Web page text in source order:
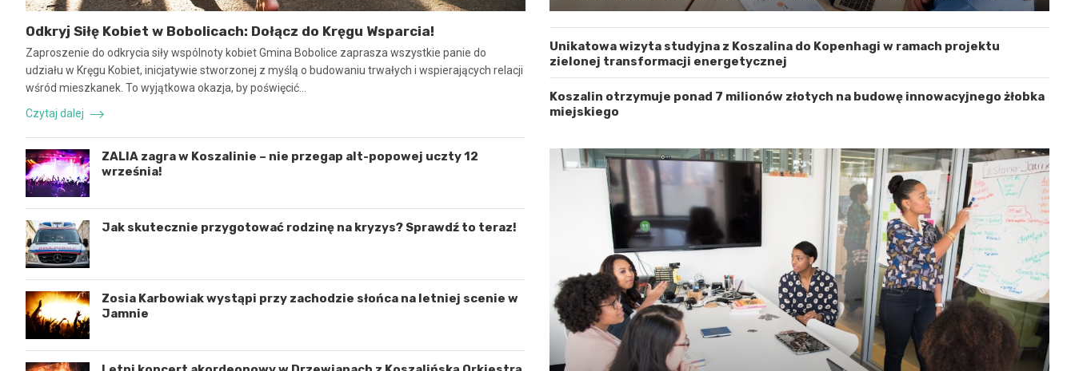
Odkryj Siłę Kobiet w Bobolicach: Dołącz do Kręgu Wsparcia!
Zaproszenie do odkrycia siły wspólnoty kobiet Gmina Bobolice zaprasza wszystkie panie do
udziału w Kręgu Kobiet, inicjatywie stworzonej z myślą o budowaniu trwałych i wspierających relacji
wśród mieszkanek. To wyjątkowa okazja, by poświęcić…
Czytaj dalej
ZALIA zagra w Koszalinie – nie przegap alt-popowej uczty 12
września!
Jak skutecznie przygotować rodzinę na kryzys? Sprawdź to teraz!
Zosia Karbowiak wystąpi przy zachodzie słońca na letniej scenie w
Jamnie
Unikatowa wizyta studyjna z Koszalina do Kopenhagi w ramach projektu
zielonej transformacji energetycznej
Koszalin otrzymuje ponad 7 milionów złotych na budowę innowacyjnego żłobka
miejskiego